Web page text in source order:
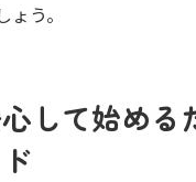
う。
して始める